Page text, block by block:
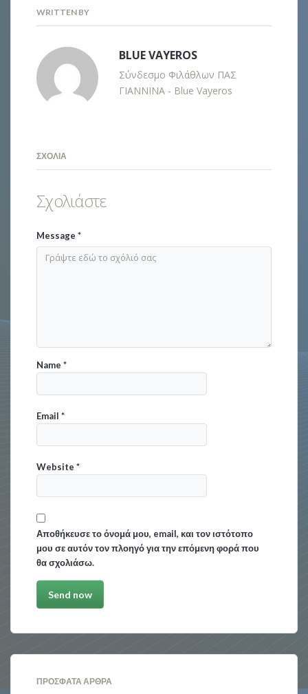
WRITTEN BY
BLUE VAYEROS
Σύνδεσμο Φιλάθλων ΠΑΣ
ΓΙΑΝΝΙΝΑ - Blue Vayeros
ΣΧΌΛΙΑ
Σχολιάστε
Message*
Name*
Email*
Website*
Αποθήκευσε το όνομά μου, email, και τον ιστότοπο
μου σε αυτόν τον πλοηγό για την επόμενη φορά που
θα σχολιάσω.
ΠΡΌΣΦΑΤΑ ΆΡΘΡΑ